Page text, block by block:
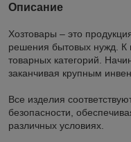
Описание
Хозтовары – это
решения бытовых нужд. К
товарных категорий.
заканчивая крупным
Все изделия
безопасности,
различных условиях.